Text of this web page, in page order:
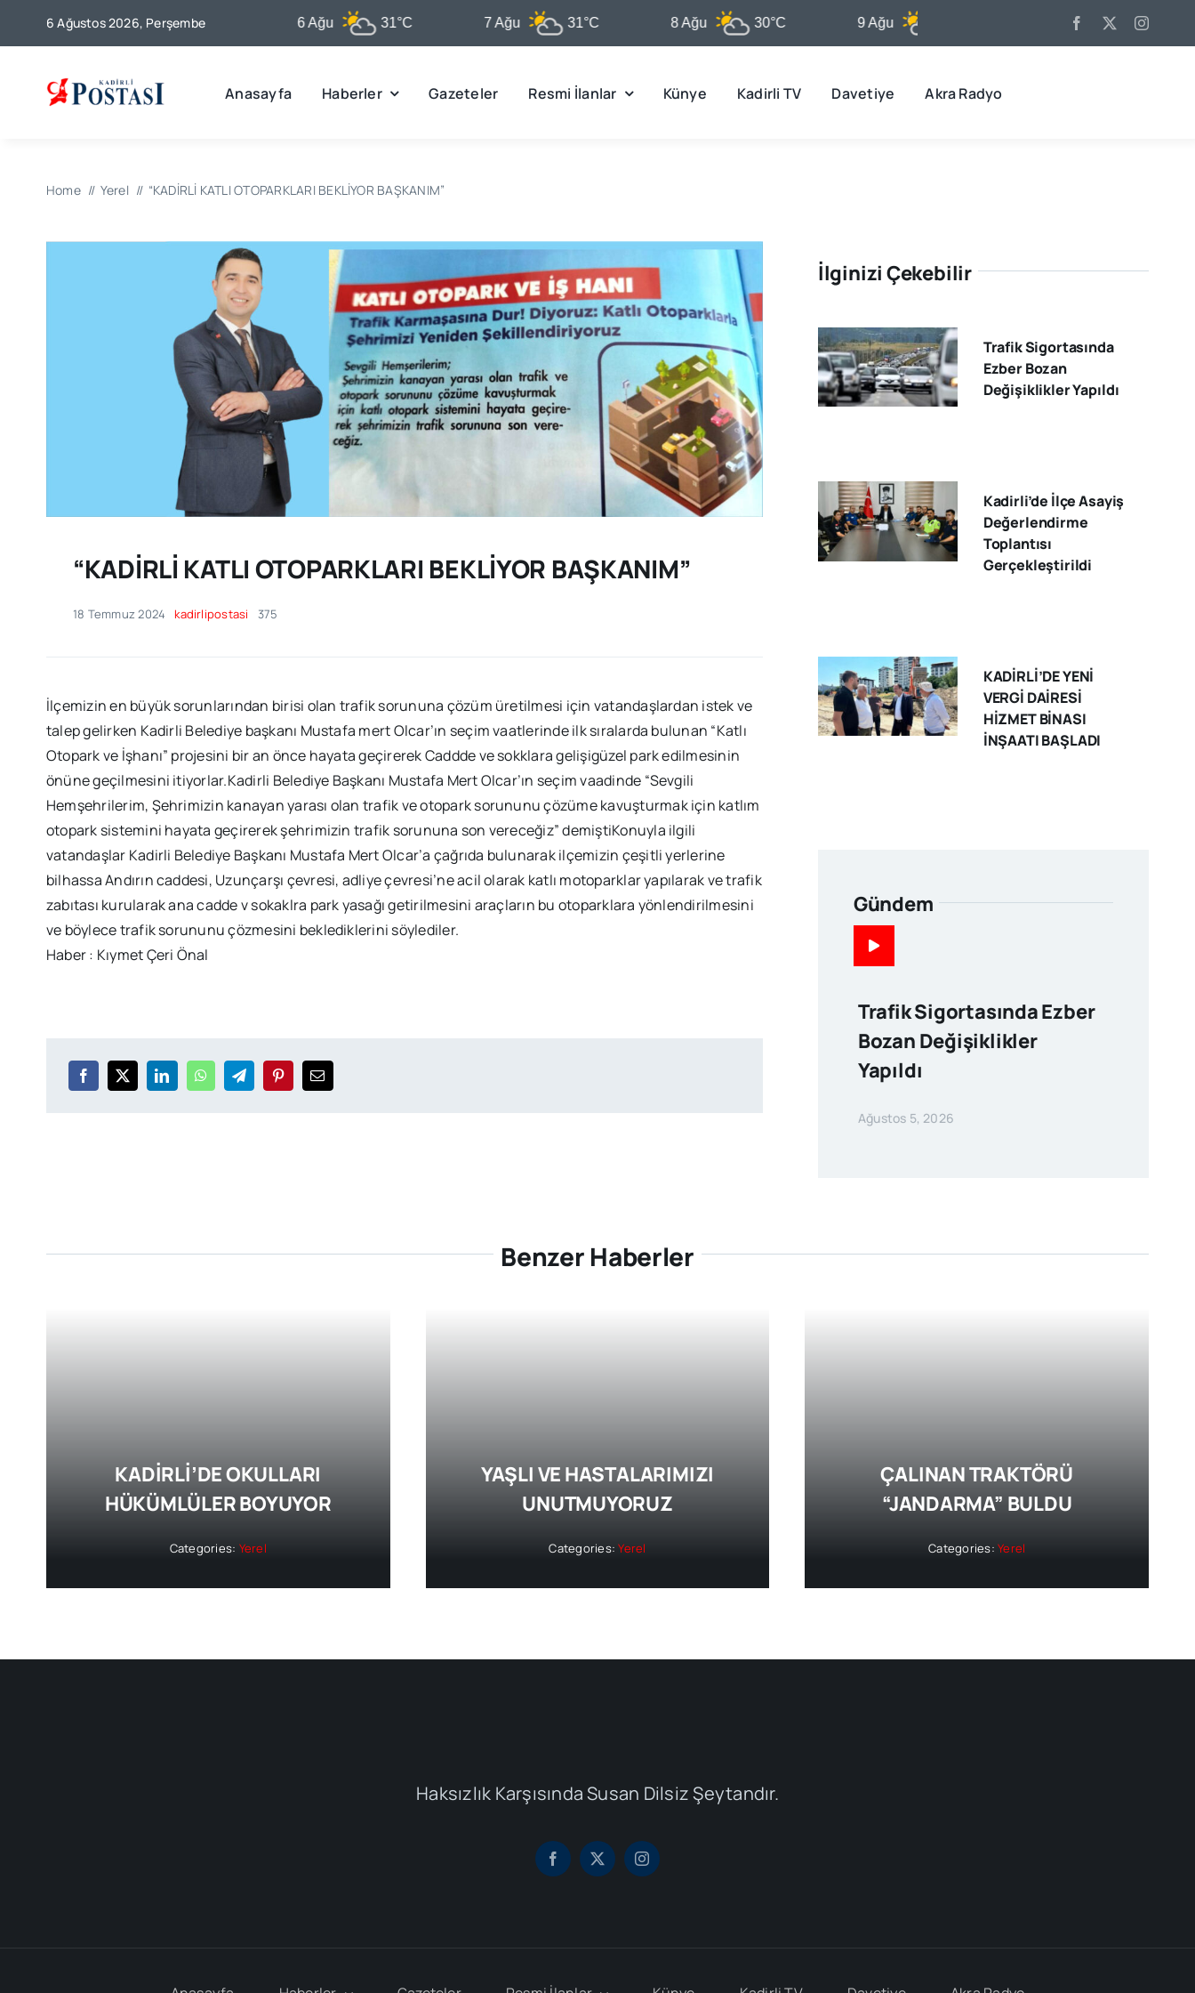
6 Ağustos 2026, Perşembe
Kadirli 6 Ağu 31°C 7 Ağu 31°C 8 Ağu 30°C 9 Ağu 31°C 32°C
Anasayfa Haberler Gazeteler Resmi İlanlar Künye Kadirli TV Davetiye Akra Radyo
Home Yerel “KADİRLİ KATLI OTOPARKLARI BEKLİYOR BAŞKANIM”
“KADİRLİ KATLI OTOPARKLARI BEKLİYOR BAŞKANIM”
18 Temmuz 2024 kadirlipostasi 375
İlçemizin en büyük sorunlarından birisi olan trafik sorununa çözüm üretilmesi için vatandaşlardan istek ve
talep gelirken Kadirli Belediye başkanı Mustafa mert Olcar’ın seçim vaatlerinde ilk sıralarda bulunan “Katlı
Otopark ve İşhanı” projesini bir an önce hayata geçirerek Caddde ve sokklara gelişigüzel park edilmesinin
önüne geçilmesini itiyorlar.Kadirli Belediye Başkanı Mustafa Mert Olcar’ın seçim vaadinde “Sevgili
Hemşehrilerim, Şehrimizin kanayan yarası olan trafik ve otopark sorununu çözüme kavuşturmak için katlım
otopark sistemini hayata geçirerek şehrimizin trafik sorununa son vereceğiz” demiştiKonuyla ilgili
vatandaşlar Kadirli Belediye Başkanı Mustafa Mert Olcar’a çağrıda bulunarak ilçemizin çeşitli yerlerine
bilhassa Andırın caddesi, Uzunçarşı çevresi, adliye çevresi’ne acil olarak katlı motoparklar yapılarak ve trafik
zabıtası kurularak ana cadde v sokaklra park yasağı getirilmesini araçların bu otoparklara yönlendirilmesini
ve böylece trafik sorununu çözmesini beklediklerini söylediler.
Haber : Kıymet Çeri Önal
İlginizi Çekebilir
Trafik Sigortasında
Ezber Bozan
Değişiklikler Yapıldı
Kadirli’de İlçe Asayiş
Değerlendirme
Toplantısı
Gerçekleştirildi
KADİRLİ’DE YENİ
VERGİ DAİRESİ
HİZMET BİNASI
İNŞAATI BAŞLADI
Gündem
Trafik Sigortasında Ezber
Bozan Değişiklikler
Yapıldı
Ağustos 5, 2026
Benzer Haberler
KADİRLİ’DE OKULLARI
HÜKÜMLÜLER BOYUYOR
Categories: Yerel
YAŞLI VE HASTALARIMIZI
UNUTMUYORUZ
Categories:Yerel
ÇALINAN TRAKTÖRÜ
“JANDARMA” BULDU
Categories:Yerel
Haksızlık Karşısında Susan Dilsiz Şeytandır.